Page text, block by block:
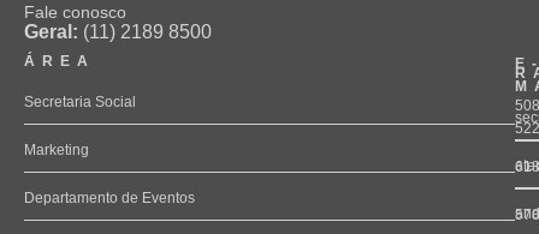
Fale conosco
Geral: (11) 2189 8500
ÁREA
Secretaria Social
Marketing
Departamento de Eventos
522
618
578